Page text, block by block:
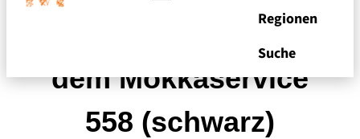
Regionen
Suche
Milchkännchen aus
dem Mokkaservice
558 (schwarz)